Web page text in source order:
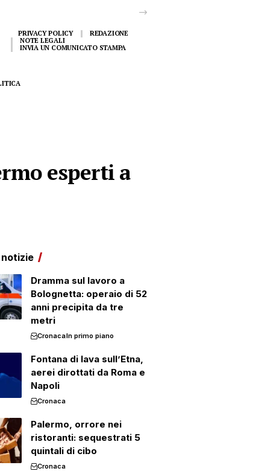
PRIVACY POLICY
REDAZIONE
NOTE LEGALI
INVIA UN COMUNICATO STAMPA
esperti a
notizie
Dramma sul lavoro a
Bolognetta: operaio di 52
anni precipita da tre
metri
CronacaIn primo piano
Fontana di lava sull’Etna,
aerei dirottati da Roma e
Napoli
Cronaca
Palermo, orrore nei
ristoranti: sequestrati 5
quintali di cibo
Cronaca